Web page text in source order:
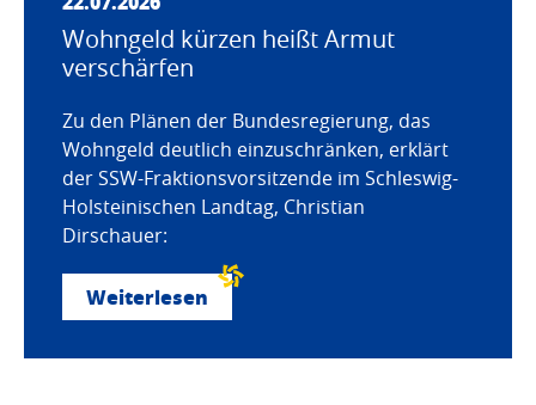
Wohngeld kürzen heißt Armut
verschärfen
Zu den Plänen der Bundesregierung, das
Wohngeld deutlich einzuschränken, erklärt
der SSW-Fraktionsvorsitzende im Schleswig-
Holsteinischen Landtag, Christian
Dirschauer:
Weiterlesen